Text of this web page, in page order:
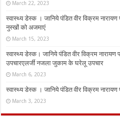
March 22, 2023
स्वास्थ्य डेस्क । जानिये पंडित वीर विक्रम
नुस्‍खों को अजमाएं
March 15, 2023
स्वास्थ्य डेस्क। जानिये पंडित वीर विक्रम
उपचारएलर्जी नजला जुकाम के घरेलू उपचार
March 6, 2023
स्वास्थ्य डेस्क । जानिये पंडित वीर विक्रम
March 3, 2023